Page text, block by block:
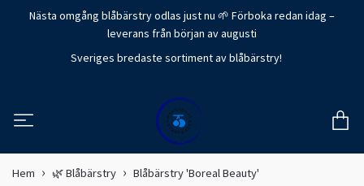
Nästa omgång blåbärstry odlas just nu 🌱 Förboka redan idag –
leverans från början av augusti
Sveriges bredaste sortiment av blåbärstry!
Hem 🌿 Blåbärstry Blåbärstry 'Boreal Beauty'